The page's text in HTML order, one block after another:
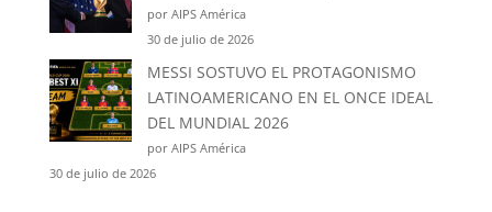
por AIPS América
30 de julio de 2026
MESSI SOSTUVO EL PROTAGONISMO
LATINOAMERICANO EN EL ONCE IDEAL
DEL MUNDIAL 2026
por AIPS América
30 de julio de 2026